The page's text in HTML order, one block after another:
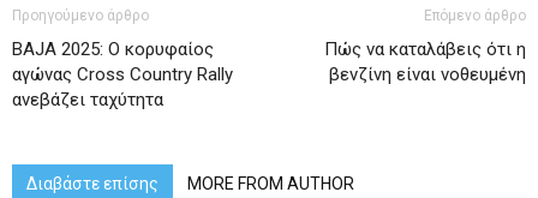
Προηγούμενο άρθρο
BAJA 2025: Ο κορυφαίος
αγώνας Cross Country Rally
ανεβάζει ταχύτητα
Επόμενο άρθρο
Πώς να καταλάβεις ότι η
βενζίνη είναι νοθευμένη
Διαβάστε επίσης MORE FROM AUTHOR